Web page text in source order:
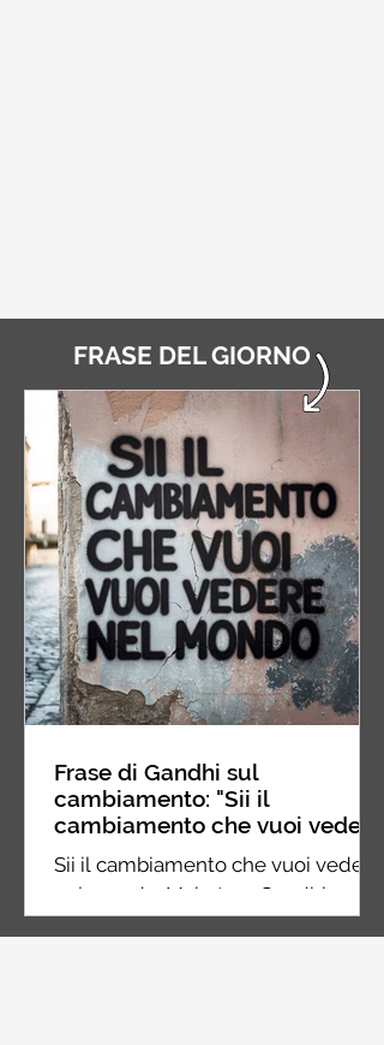
FRASE DEL GIORNO
Frase di Gandhi sul
cambiamento: "Sii il
cambiamento che vuoi vedere
nel mondo" - Frasi sui muri
Sii il cambiamento che vuoi vedere
nel mondo. Mahatma Gandhi